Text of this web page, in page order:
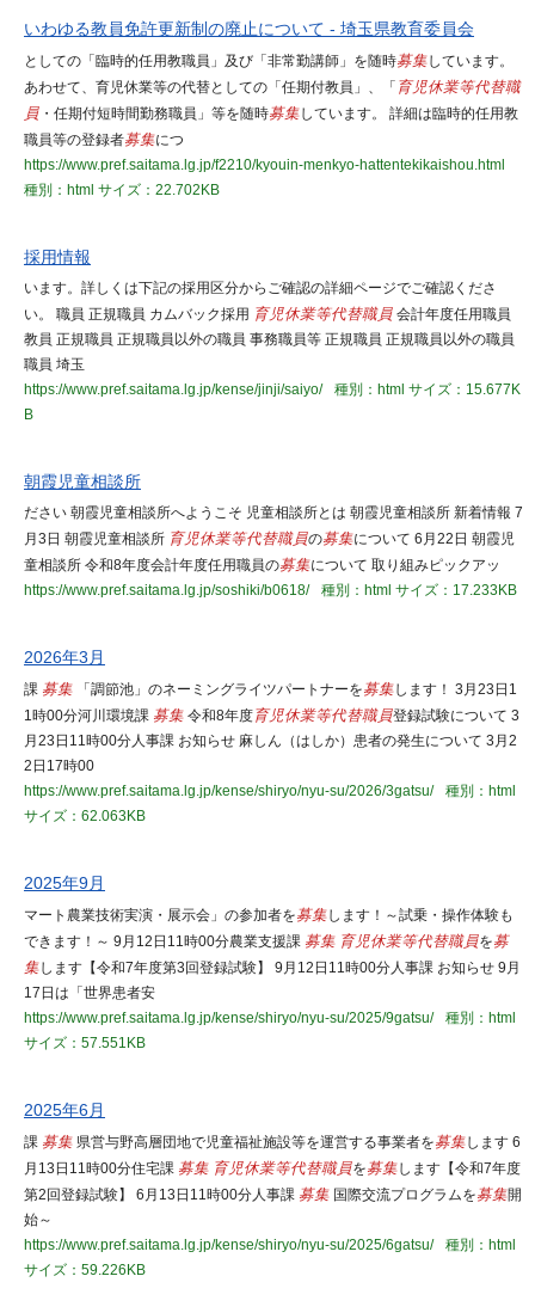
いわゆる教員免許更新制の廃止について - 埼玉県教育委員会
としての「臨時的任用教職員」及び「非常勤講師」を随時募集しています。
あわせて、育児休業等の代替としての「任期付教員」、「 育児休業等代替職
員 ・任期付短時間勤務職員」等を随時募集しています。 詳細は臨時的任用教
職員等の登録者募集につ
https://www.pref.saitama.lg.jp/f2210/kyouin-menkyo-hattentekikaishou.html
種別：html サイズ：22.702KB
採用情報
います。詳しくは下記の採用区分からご確認の詳細ページでご確認くださ
い。 職員 正規職員 カムバック採用 育児休業等代替職員 会計年度任用職員
教員 正規職員 正規職員以外の職員 事務職員等 正規職員 正規職員以外の職員
職員 埼玉
https://www.pref.saitama.lg.jp/kense/jinji/saiyo/
種別：html サイズ：15.677K
B
朝霞児童相談所
ださい 朝霞児童相談所へようこそ 児童相談所とは 朝霞児童相談所 新着情報 7
月3日 朝霞児童相談所 育児休業等代替職員の募集について 6月22日 朝霞児
童相談所 令和8年度会計年度任用職員の募集について 取り組みピックアッ
https://www.pref.saitama.lg.jp/soshiki/b0618/
種別：html サイズ：17.233KB
2026年3月
課 募集 「調節池」のネーミングライツパートナーを募集します！ 3月23日1
1時00分河川環境課 募集 令和8年度育児休業等代替職員登録試験について 3
月23日11時00分人事課 お知らせ 麻しん（はしか）患者の発生について 3月2
2日17時00
https://www.pref.saitama.lg.jp/kense/shiryo/nyu-su/2026/3gatsu/
種別：html
サイズ：62.063KB
2025年9月
マート農業技術実演・展示会」の参加者を募集します！～試乗・操作体験も
できます！～ 9月12日11時00分農業支援課 募集 育児休業等代替職員を募
集します【令和7年度第3回登録試験】 9月12日11時00分人事課 お知らせ 9月
17日は「世界患者安
https://www.pref.saitama.lg.jp/kense/shiryo/nyu-su/2025/9gatsu/
種別：html
サイズ：57.551KB
2025年6月
課 募集 県営与野高層団地で児童福祉施設等を運営する事業者を募集します 6
月13日11時00分住宅課 募集 育児休業等代替職員を募集します【令和7年度
第2回登録試験】 6月13日11時00分人事課 募集 国際交流プログラムを募集開
始～
https://www.pref.saitama.lg.jp/kense/shiryo/nyu-su/2025/6gatsu/
種別：html
サイズ：59.226KB